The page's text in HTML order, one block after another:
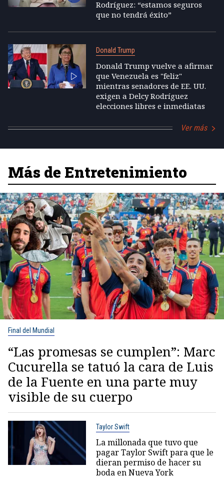
Rodríguez: “estamos seguros
que no tendrá éxito”
Donald Trump
Donald Trump vuelve a afirmar
que Venezuela es "feliz"
mientras senadores de EE. UU.
exigen a Delcy Rodríguez
elecciones libres e inmediatas
Ver más
Más de Entretenimiento
Final del Mundial
“Las promesas se cumplen”: Marc
Cucurella se tatuó la cara de Luis
de la Fuente en una parte muy
visible de su cuerpo
Taylor Swift
La millonada que tuvo que
pagar Taylor Swift para que le
dieran permiso de hacer su
boda en Nueva York